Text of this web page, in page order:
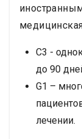
C3 -
до 90
G1 –
лечении.